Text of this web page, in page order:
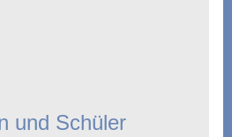
und Schüler